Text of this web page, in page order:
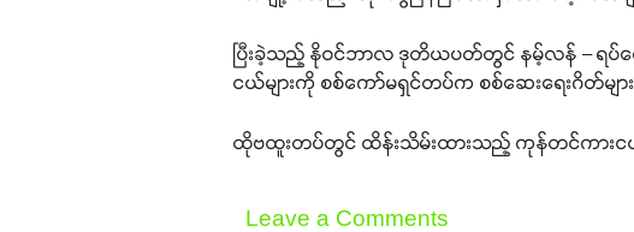
ပြီးခဲ့သည့် နိုဝင်ဘာလ ဒုတိယပတ်တွင် နမ့်လန် – ရ
ငယ်များကို စစ်ကော်မရှင်တပ်က စစ်ဆေးရေးဂိတ်မျ
ထိုဗထူးတပ်တွင် ထိန်းသိမ်းထားသည့် ကုန်တင်ကားငယ်
Leave a Comments